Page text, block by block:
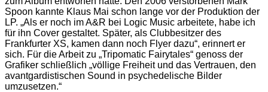
Spoon kannte Klaus Mai schon lange vor der Produktion der
LP. „Als er noch im A&R bei Logic Music arbeitete, habe ich
für ihn Cover gestaltet. Später, als Clubbesitzer des
Frankfurter XS, kamen dann noch Flyer dazu“, erinnert er
sich. Für die Arbeit zu „Tripomatic Fairytales“ genoss der
Grafiker schließlich „völlige Freiheit und das Vertrauen, den
avantgardistischen Sound in psychedelische Bilder
umzusetzen.“